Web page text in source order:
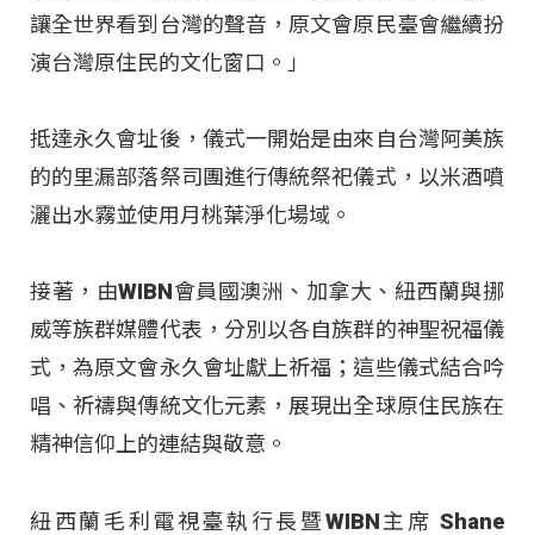
讓全世界看到台灣的聲音，原文會原民臺會繼續扮
演台灣原住民的文化窗口。」
抵達永久會址後，儀式一開始是由來自台灣阿美族
的的里漏部落祭司團進行傳統祭祀儀式，以米酒噴
灑出水霧並使用月桃葉淨化場域。
接著，由WIBN會員國澳洲、加拿大、紐西蘭與挪
威等族群媒體代表，分別以各自族群的神聖祝福儀
式，為原文會永久會址獻上祈福；這些儀式結合吟
唱、祈禱與傳統文化元素，展現出全球原住民族在
精神信仰上的連結與敬意。
紐西蘭毛利電視臺執行長暨WIBN主席 Shane